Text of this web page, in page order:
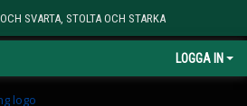
SVARTA, STOLTA OCH STARKA
LOGGA IN